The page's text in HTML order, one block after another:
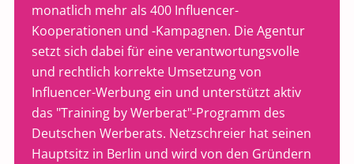
monatlich mehr als 400 Influencer-
Kooperationen und -Kampagnen. Die Agentur
setzt sich dabei für eine verantwortungsvolle
und rechtlich korrekte Umsetzung von
Influencer-Werbung ein und unterstützt aktiv
das "Training by Werberat"-Programm des
Deutschen Werberats. Netzschreier hat seinen
Hauptsitz in Berlin und wird von den Gründern